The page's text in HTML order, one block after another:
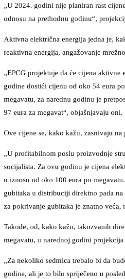
„U 2024. godini nije planiran rast
odnosu na prethodnu godinu“,
Aktivna električna energija jedna je,
reaktivna energija, angažovanje
„EPCG projektuje da će cijena
godine dostići cijenu od oko 54 eura
megavatu, za narednu godinu je
97 eura za megavat“, objašnjavaju oni.
Ove cijene se, kako kažu, zasnivaju
„U profitabilnom poslu proizvodnje
socijalista. Za ovu godinu je cijena
u iznosu od oko 100 eura po
gubitaka u distribuciji direktno pada
za pokrivanje gubitaka je znatno veća,
Takođe, od, kako kažu, takozvanih
megavatu, u narednoj godini
„Za nekoliko sedmica trebalo bi da
godine, ali je to bilo spriječeno u